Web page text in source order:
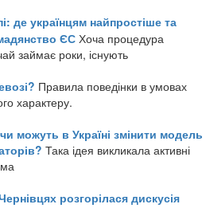
де українцям найпростіше та
ЄС Хоча процедура
займає роки, існують
Правила поведінки в умовах
характеру.
можуть в Україні змінити модель
Така ідея викликала активні
розгорілася дискусія